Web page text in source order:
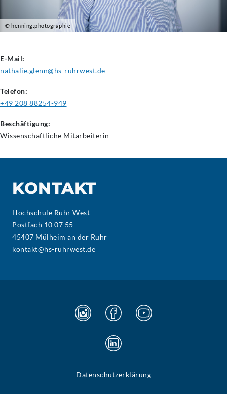
© henning:photographie
E-Mail:
nathalie.glenn@hs-ruhrwest.de
Telefon:
+49 208 88254-949
Beschäftigung:
Wissenschaftliche Mitarbeiterin
KONTAKT
Hochschule Ruhr West
Postfach 10 07 55
45407 Mülheim an der Ruhr
kontakt@hs-ruhrwest.de
Datenschutzerklärung